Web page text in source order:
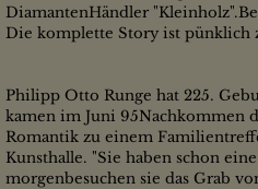
DiamantenHändler
Die komplette Story ist pünklich
Philipp Otto Runge hat 225.
kamen im Juni 95Nachkommen
Romantik zu einem
Kunsthalle. "Sie haben schon
morgenbesuchen sie das Grab